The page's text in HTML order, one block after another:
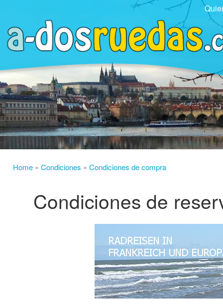
Home » Condiciones » Condiciones de compra
Condiciones de